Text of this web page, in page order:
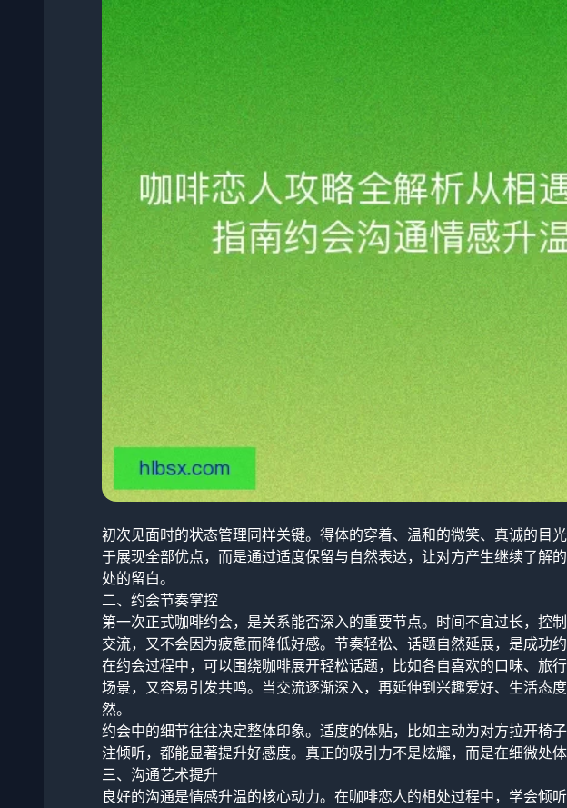
初次见面时的状态管理同样关键。得体的穿着、温和的微笑、真诚的目
于展现全部优点，而是通过适度保留与自然表达，让对方产生继续了解
处的留白。
二、约会节奏掌控
第一次正式咖啡约会，是关系能否深入的重要节点。时间不宜过长，控
交流，又不会因为疲惫而降低好感。节奏轻松、话题自然延展，是成功约
在约会过程中，可以围绕咖啡展开轻松话题，比如各自喜欢的口味、旅
场景，又容易引发共鸣。当交流逐渐深入，再延伸到兴趣爱好、生活态
然。
约会中的细节往往决定整体印象。适度的体贴，比如主动为对方拉开椅
注倾听，都能显著提升好感度。真正的吸引力不是炫耀，而是在细微处体
三、沟通艺术提升
良好的沟通是情感升温的核心动力。在咖啡恋人的相处过程中，学会倾